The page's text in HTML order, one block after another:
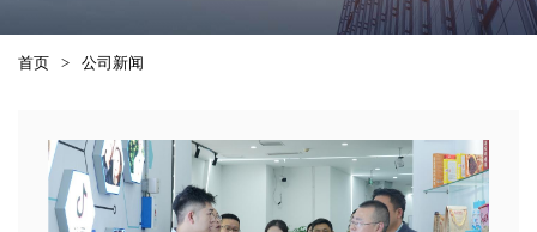
首页 > 公司新闻